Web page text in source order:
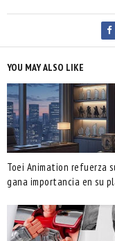
YOU MAY ALSO LIKE
Toei Animation refuerza
gana importancia en su